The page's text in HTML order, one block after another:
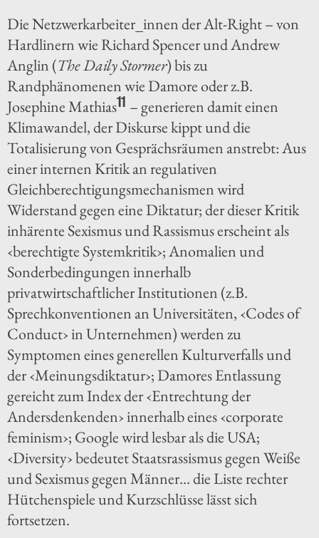
Die Netzwerkarbeiter_innen der Alt-Right – von
Hardlinern wie Richard Spencer und Andrew
Anglin (The Daily Stormer) bis zu
Randphänomenen wie Damore oder z.B.
Josephine Mathias11 – generieren damit einen
Klimawandel, der Diskurse kippt und die
Totalisierung von Gesprächsräumen anstrebt: Aus
einer internen Kritik an regulativen
Gleichberechtigungsmechanismen wird
Widerstand gegen eine Diktatur; der dieser Kritik
inhärente Sexismus und Rassismus erscheint als
‹berechtigte Systemkritik›; Anomalien und
Sonderbedingungen innerhalb
privatwirtschaftlicher Institutionen (z.B.
Sprechkonventionen an Universitäten, ‹Codes of
Conduct› in Unternehmen) werden zu
Symptomen eines generellen Kulturverfalls und
der ‹Meinungsdiktatur›; Damores Entlassung
gereicht zum Index der ‹Entrechtung der
Andersdenkenden› innerhalb eines ‹corporate
feminism›; Google wird lesbar als die USA;
‹Diversity› bedeutet Staatsrassismus gegen Weiße
und Sexismus gegen Männer... die Liste rechter
Hütchenspiele und Kurzschlüsse lässt sich
fortsetzen.